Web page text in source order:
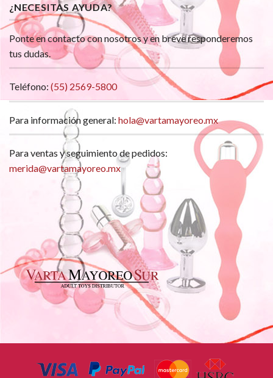
¿NECESITAS AYUDA?
Ponte en contacto con nosotros y en breve responderemos
tus dudas.
Teléfono: (55) 2569-5800
Para información general: hola@vartamayoreo.mx
Para ventas y seguimiento de pedidos:
merida@vartamayoreo.mx